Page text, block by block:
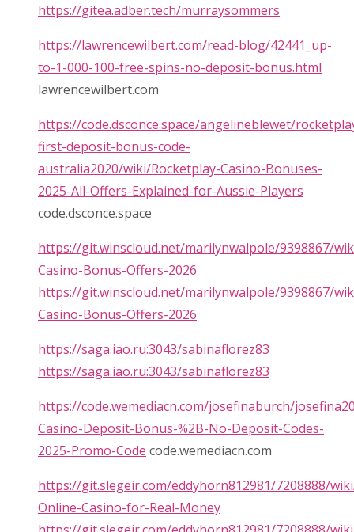
https://gitea.adber.tech/murraysommers
https://lawrencewilbert.com/read-blog/42441_up-
to-1-000-100-free-spins-no-deposit-bonus.html
lawrencewilbert.com
https://code.dsconce.space/angelineblewet/
first-deposit-bonus-code-
australia2020/wiki/Rocketplay-Casino-Bonuses-
2025-All-Offers-Explained-for-Aussie-Players
code.dsconce.space
https://git.winscloud.net/marilynwalpole/9398867/
Casino-Bonus-Offers-2026
https://git.winscloud.net/marilynwalpole/9398867/
Casino-Bonus-Offers-2026
https://saga.iao.ru:3043/sabinaflorez83
https://saga.iao.ru:3043/sabinaflorez83
https://code.wemediacn.com/josefinaburch/
Casino-Deposit-Bonus-%2B-No-Deposit-Codes-
2025-Promo-Code code.wemediacn.com
https://git.slegeir.com/eddyhorn812981/7208888/
Online-Casino-for-Real-Money